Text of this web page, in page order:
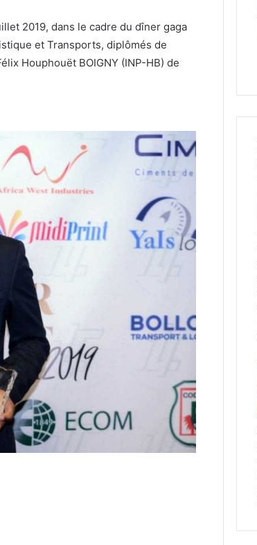
2019, dans le cadre du dîner gaga
et Transports, diplômés de
Houphouët BOIGNY (INP-HB) de